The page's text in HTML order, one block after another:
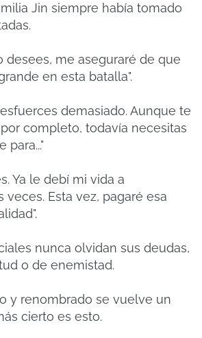
Jin siempre había tomado
desees, me aseguraré de que
en esta batalla".
demasiado. Aunque te
completo, todavía necesitas
para..."
Ya le debí mi vida a
veces. Esta vez, pagaré esa
nunca olvidan sus deudas,
o de enemistad.
y renombrado se vuelve un
cierto es esto.